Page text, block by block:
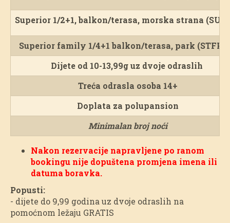
Superior 1/2+1, balkon/terasa, morska strana
Superior family 1/4+1 balkon/terasa, park
Dijete od 10-13,99g uz dvoje odraslih
Treća odrasla osoba 14+
Doplata za polupansion
Minimalan broj noći
Nakon rezervacije napravljene po ranom
bookingu nije dopuštena promjena imena ili
datuma boravka.
Popusti:
- dijete do 9,99 godina uz dvoje odraslih na
pomoćnom ležaju GRATIS